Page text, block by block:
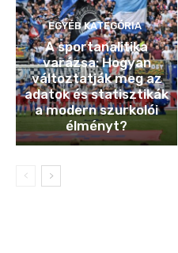
EGYÉB KATEGÓRIA
A sportanalitika
varázsa: Hogyan
változtatják meg az
adatok és statisztikák
a modern szurkolói
élményt?